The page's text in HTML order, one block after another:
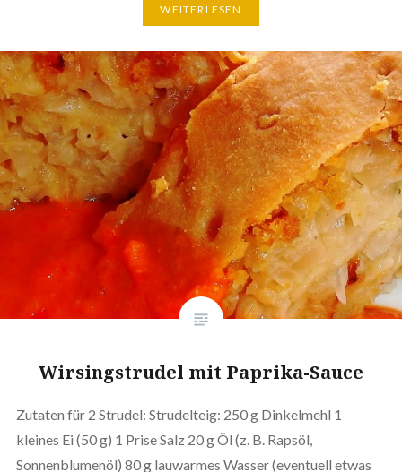
WEITERLESEN
Wirsingstrudel mit Paprika-Sauce
Zutaten für 2 Strudel: Strudelteig: 250 g Dinkelmehl 1
kleines Ei (50 g) 1 Prise Salz 20 g Öl (z. B. Rapsöl,
Sonnenblumenöl) 80 g lauwarmes Wasser (eventuell etwas